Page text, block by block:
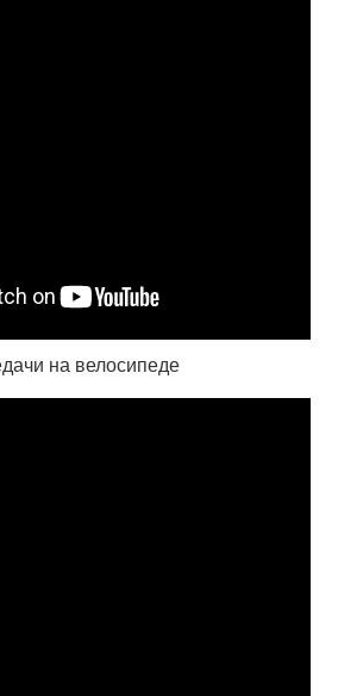
на велосипеде